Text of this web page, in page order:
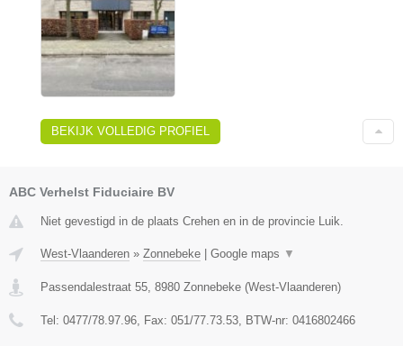
BEKIJK VOLLEDIG PROFIEL
ABC Verhelst Fiduciaire BV
Niet gevestigd in de plaats Crehen en in de provincie Luik.
West-Vlaanderen » Zonnebeke Google maps ▼
Passendalestraat 55, 8980 Zonnebeke (West-Vlaanderen)
Tel: 0477/78.97.96, Fax: 051/77.73.53, BTW-nr: 0416802466